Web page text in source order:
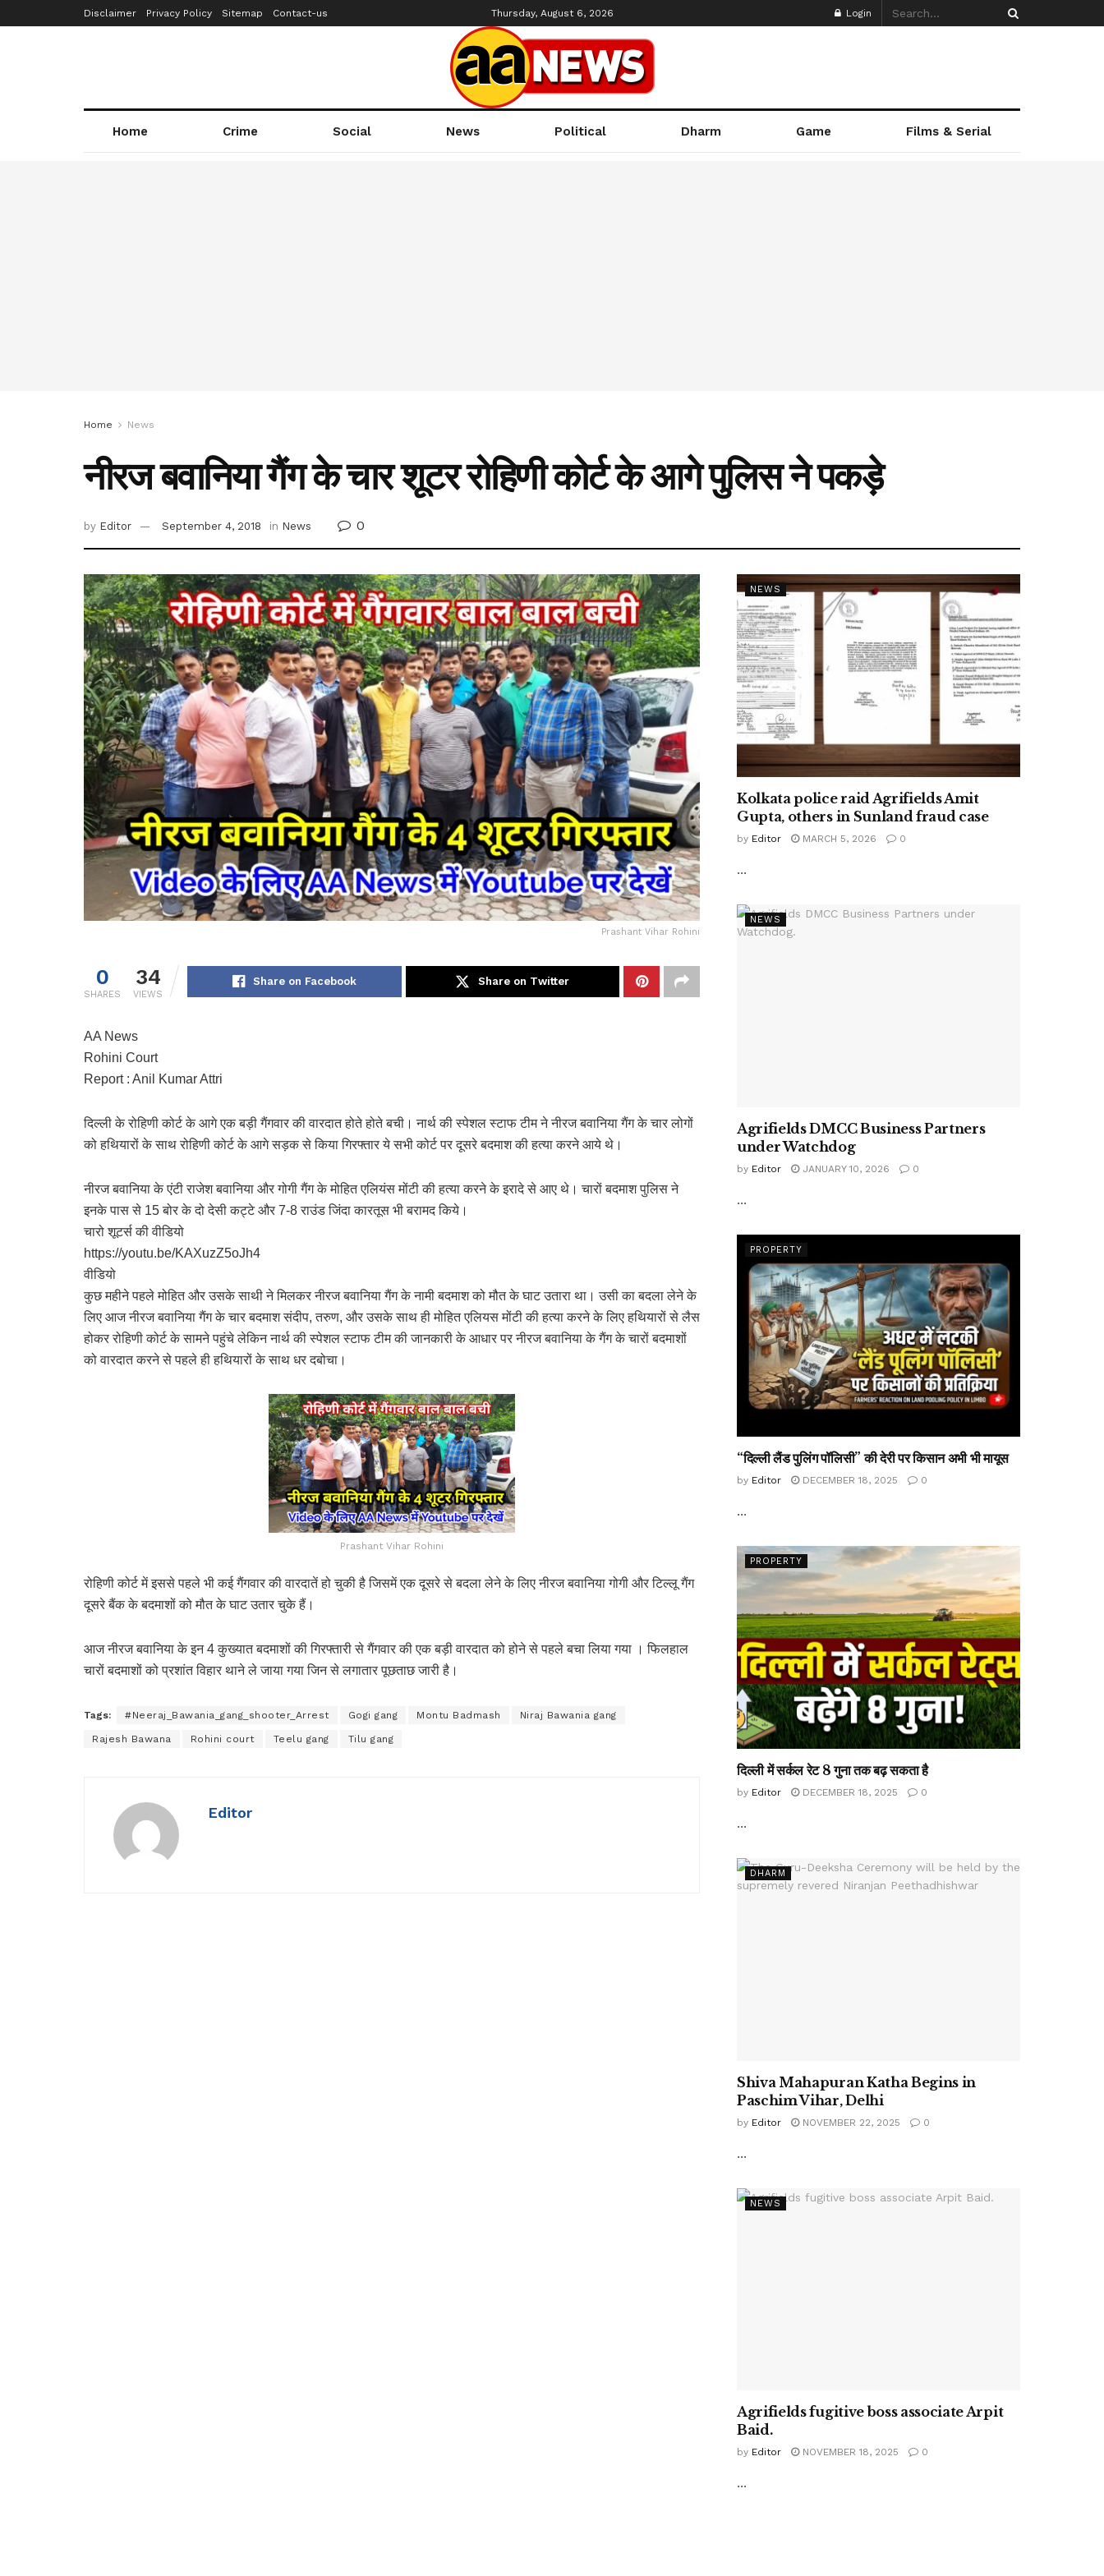
Disclaimer Privacy Policy Sitemap Contact-us Thursday, August 6, 2026 Login
Home Crime Social News Political Dharm Game Films & Serial
Home News
नीरज बवानिया गैंग के चार शूटर रोहिणी कोर्ट के आगे पुलिस ने पकड़े
by Editor September 4, 2018 in News 0
Prashant Vihar Rohini
0
SHARES
34
VIEWS
Share on Facebook Share on Twitter
AA News
Rohini Court
Report : Anil Kumar Attri
दिल्ली के रोहिणी कोर्ट के आगे एक बड़ी गैंगवार की वारदात होते होते बची। नार्थ की स्पेशल स्टाफ टीम ने नीरज बवानिया गैंग के चार लोगों
को हथियारों के साथ रोहिणी कोर्ट के आगे सड़क से किया गिरफ्तार ये सभी कोर्ट पर दूसरे बदमाश की हत्या करने आये थे।
नीरज बवानिया के एंटी राजेश बवानिया और गोगी गैंग के मोहित एलियंस मोंटी की हत्या करने के इरादे से आए थे। चारों बदमाश पुलिस ने
इनके पास से 15 बोर के दो देसी कट्टे और 7-8 राउंड जिंदा कारतूस भी बरामद किये।
चारो शूटर्स की वीडियो
https://youtu.be/KAXuzZ5oJh4
वीडियो
कुछ महीने पहले मोहित और उसके साथी ने मिलकर नीरज बवानिया गैंग के नामी बदमाश को मौत के घाट उतारा था। उसी का बदला लेने के
लिए आज नीरज बवानिया गैंग के चार बदमाश संदीप, तरुण, और उसके साथ ही मोहित एलियस मोंटी की हत्या करने के लिए हथियारों से लैस
होकर रोहिणी कोर्ट के सामने पहुंचे लेकिन नार्थ की स्पेशल स्टाफ टीम की जानकारी के आधार पर नीरज बवानिया के गैंग के चारों बदमाशों
को वारदात करने से पहले ही हथियारों के साथ धर दबोचा।
Prashant Vihar Rohini
रोहिणी कोर्ट में इससे पहले भी कई गैंगवार की वारदातें हो चुकी है जिसमें एक दूसरे से बदला लेने के लिए नीरज बवानिया गोगी और टिल्लू गैंग
दूसरे बैंक के बदमाशों को मौत के घाट उतार चुके हैं।
आज नीरज बवानिया के इन 4 कुख्यात बदमाशों की गिरफ्तारी से गैंगवार की एक बड़ी वारदात को होने से पहले बचा लिया गया । फिलहाल
चारों बदमाशों को प्रशांत विहार थाने ले जाया गया जिन से लगातार पूछताछ जारी है।
Tags: #Neeraj_Bawania_gang_shooter_Arrest Gogi gang Montu Badmash Niraj Bawania gang
Rajesh Bawana Rohini court Teelu gang Tilu gang
Editor
NEWS
Kolkata police raid Agrifields Amit
Gupta, others in Sunland fraud case
by Editor MARCH 5, 2026 0
...
NEWS
Agrifields DMCC Business Partners
under Watchdog
by Editor JANUARY 10, 2026 0
...
PROPERTY
“दिल्ली लैंड पुलिंग पॉलिसी” की देरी पर किसान अभी भी मायूस
by Editor DECEMBER 18, 2025 0
...
PROPERTY
दिल्ली में सर्कल रेट 8 गुना तक बढ़ सकता है
by Editor DECEMBER 18, 2025 0
...
DHARM
Shiva Mahapuran Katha Begins in
Paschim Vihar, Delhi
by Editor NOVEMBER 22, 2025 0
...
NEWS
Agrifields fugitive boss associate Arpit
Baid.
by Editor NOVEMBER 18, 2025 0
...